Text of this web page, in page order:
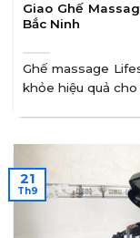
Giao Ghế
Bắc Ninh
Ghế massage
khỏe hiệu quả cho
21
Th9